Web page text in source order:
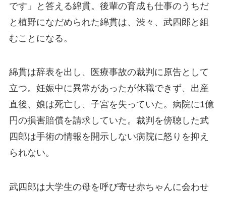
です」と答える綿貫。後輩の育成も仕事のうちだ
と植野になだめられた綿貫は、渋々、武四郎と組
むことになる。
綿貫は辞表を出し、医療事故の裁判に原告として
立つ。妊娠中に異常があったが休職できず、出産
直後、娘は死亡し、子宮を失っていた。病院に1億
円の損害賠償を請求していた。裁判を傍聴した武
四郎は手術の情報を開示しない病院に怒りを抑え
られない。
武四郎は大学生の母を呼び寄せ赤ちゃんに会わせ